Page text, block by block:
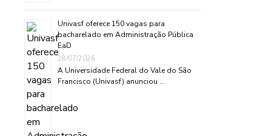
Univasf oferece 150 vagas para
bacharelado em Administração Pública
EaD
28/07/2026
A Universidade Federal do Vale do São
Francisco (Univasf) anunciou …